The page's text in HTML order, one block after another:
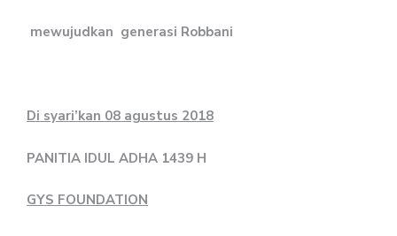
mewujudkan generasi Robbani
Di syari’kan 08 agustus 2018
PANITIA IDUL ADHA 1439 H
GYS FOUNDATION